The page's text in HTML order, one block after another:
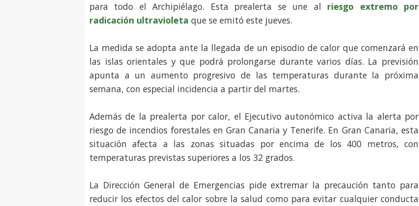
para todo el Archipiélago. Esta prealerta se une al riesgo extremo por
radicación ultravioleta que se emitó este jueves.
La medida se adopta ante la llegada de un episodio de calor que comenzará en
las islas orientales y que podrá prolongarse durante varios días. La previsión
apunta a un aumento progresivo de las temperaturas durante la próxima
semana, con especial incidencia a partir del martes.
Además de la prealerta por calor, el Ejecutivo autonómico activa la alerta por
riesgo de incendios forestales en Gran Canaria y Tenerife. En Gran Canaria, esta
situación afecta a las zonas situadas por encima de los 400 metros, con
temperaturas previstas superiores a los 32 grados.
La Dirección General de Emergencias pide extremar la precaución tanto para
reducir los efectos del calor sobre la salud como para evitar cualquier conducta